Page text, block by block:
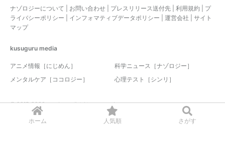
ホーム 人気順 さがす
ナゾロジーについて お問い合わせ プレスリリース送付先 利用規約
プ
ライバシーポリシー
インフォマティブデータポリシー 運営会社
サイト
マップ
kusuguru media
アニメ情報［にじめん］
科学ニュース［ナゾロジー］
メンタルケア［ココロジー］
心理テスト［シンリ］
© 2017-2026 nazology. all rights reserved.